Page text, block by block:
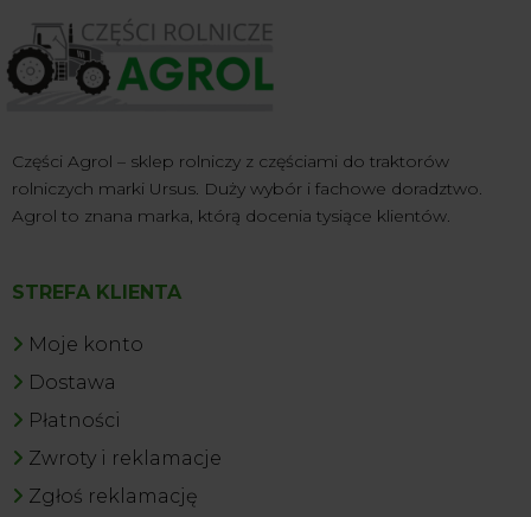
Części Agrol – sklep rolniczy z częściami do traktorów
rolniczych marki Ursus. Duży wybór i fachowe doradztwo.
Agrol to znana marka, którą docenia tysiące klientów.
STREFA KLIENTA
Moje konto
Dostawa
Płatności
Zwroty i reklamacje
Zgłoś reklamację